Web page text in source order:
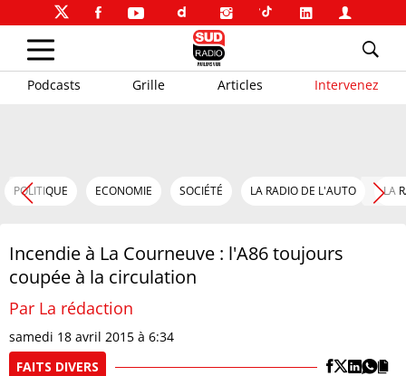
Podcasts Grille Articles Intervenez
POLITIQUE ECONOMIE SOCIÉTÉ LA RADIO DE L'AUTO LA
Incendie à La Courneuve : l'A86 toujours
coupée à la circulation
Par La rédaction
samedi 18 avril 2015 à 6:34
FAITS DIVERS